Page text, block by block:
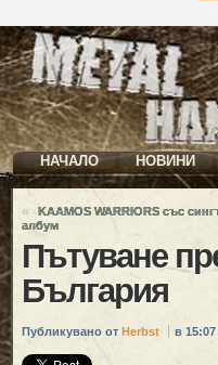
НАЧАЛО НОВИНИ
«
KAAMOS WARRIORS със
албум
Пътуване
България
Публикувано от Herbst в 15:07